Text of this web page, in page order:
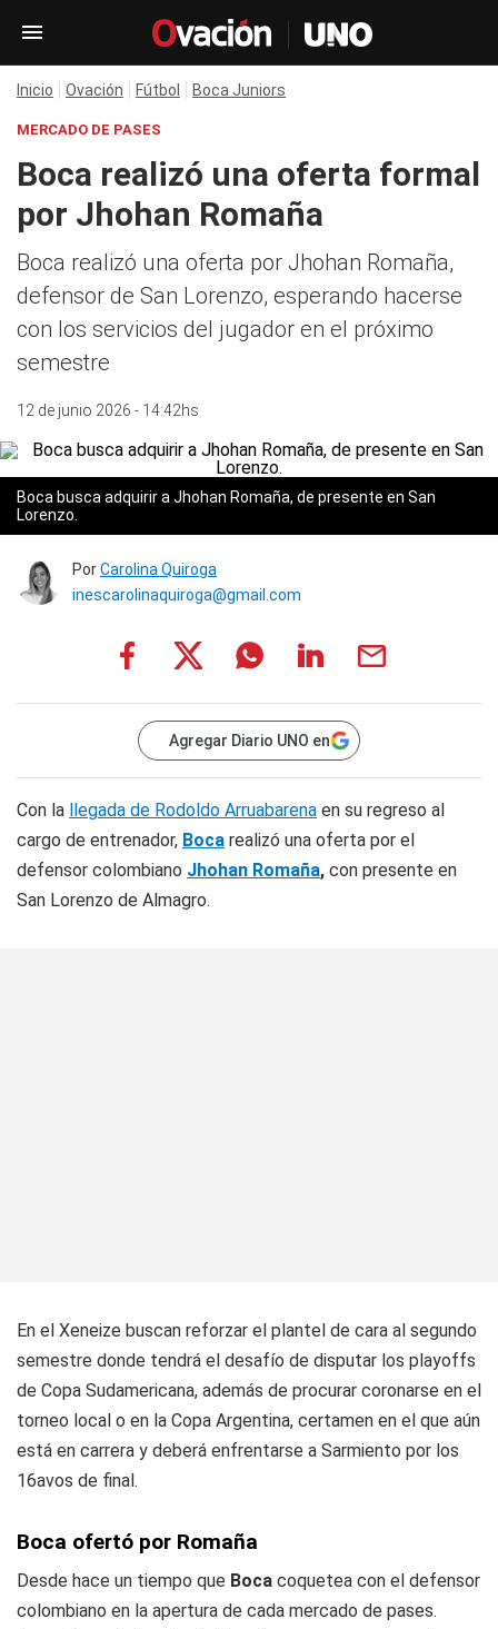
Inicio Ovación Fútbol Boca Juniors
MERCADO DE PASES
Boca realizó una oferta formal
por Jhohan Romaña
Boca realizó una oferta por Jhohan Romaña,
defensor de San Lorenzo, esperando hacerse
con los servicios del jugador en el próximo
semestre
12 de junio 2026 - 14:42hs
Boca busca adquirir a Jhohan Romaña, de presente en San
Lorenzo.
PorCarolina Quiroga
inescarolinaquiroga@gmail.com
Agregar Diario UNO en
Con la llegada de Rodoldo Arruabarena en su regreso al
cargo de entrenador, Boca realizó una oferta por el
defensor colombiano Jhohan Romaña, con presente en
San Lorenzo de Almagro.
En el Xeneize buscan reforzar el plantel de cara al segundo
semestre donde tendrá el desafío de disputar los playoffs
de Copa Sudamericana, además de procurar coronarse en el
torneo local o en la Copa Argentina, certamen en el que aún
está en carrera y deberá enfrentarse a Sarmiento por los
16avos de final.
Boca ofertó por Romaña
Desde hace un tiempo que Boca coquetea con el defensor
colombiano en la apertura de cada mercado de pases.